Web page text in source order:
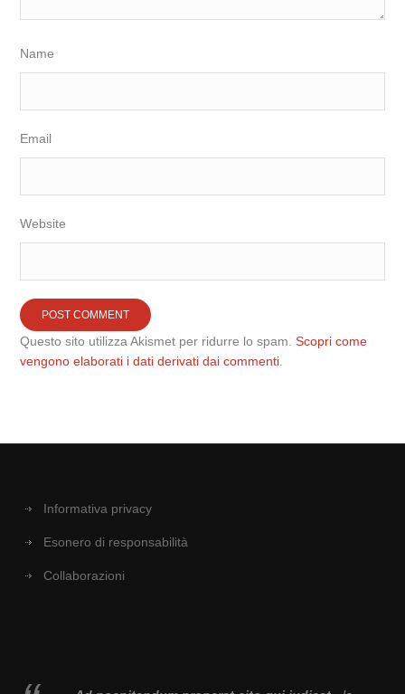
Name
Email
Website
Questo sito utilizza Akismet per ridurre lo spam.Scopri come
vengono elaborati i dati derivati dai commenti
Informativa privacy
Esonero di responsabilità
Collaborazioni